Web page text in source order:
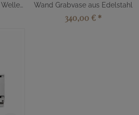
Vasenring mit gefrästem Wellenmuster Wand Grabvase aus Edelstahl
340,00 € *